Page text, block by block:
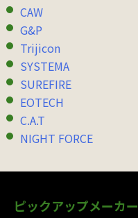
CAW
G&P
Trijicon
SYSTEMA
SUREFIRE
EOTECH
C.A.T
NIGHT FORCE
ピックアップメーカー